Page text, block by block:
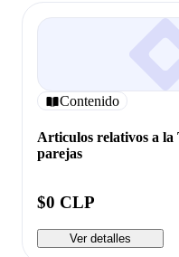
Contenido
Articulos relativos a la
parejas
$0 CLP
Ver detalles